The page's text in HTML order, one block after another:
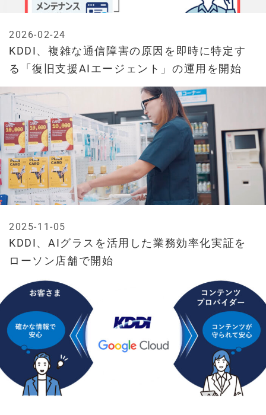
KDDI、複雑な通信障害の原因を即時に特定す
る「復旧支援AIエージェント」の運用を開始
2026-02-24
KDDI、AIグラスを活用した業務効率化実証を
ローソン店舗で開始
2025-11-05